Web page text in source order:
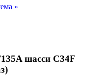
»
шасси C34F